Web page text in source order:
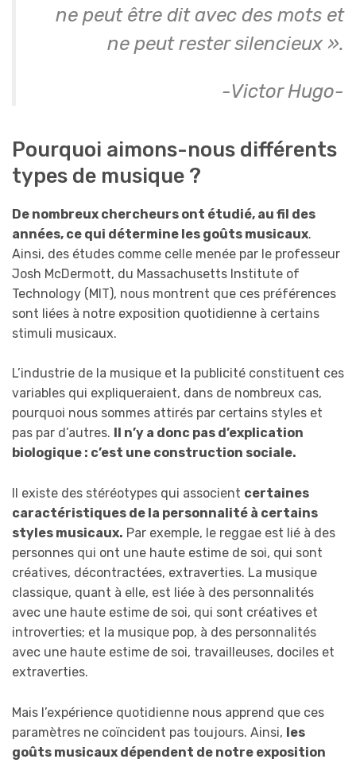
ne peut être dit avec des mots et
ne peut rester silencieux ».
-Victor Hugo-
Pourquoi aimons-nous différents
types de musique ?
De nombreux chercheurs ont étudié, au fil des
années, ce qui détermine les goûts musicaux.
Ainsi, des études comme celle menée par le professeur
Josh McDermott, du Massachusetts Institute of
Technology (MIT), nous montrent que ces préférences
sont liées à notre exposition quotidienne à certains
stimuli musicaux.
L’industrie de la musique et la publicité constituent ces
variables qui expliqueraient, dans de nombreux cas,
pourquoi nous sommes attirés par certains styles et
pas par d’autres.
Il n’y a donc pas d’explication
biologique : c’est une construction sociale.
Il existe des stéréotypes qui associent certaines
caractéristiques de la personnalité à certains
styles musicaux. Par exemple, le reggae est lié à des
personnes qui ont une haute estime de soi, qui sont
créatives, décontractées, extraverties. La musique
classique, quant à elle, est liée à des personnalités
avec une haute estime de soi, qui sont créatives et
introverties; et la musique pop, à des personnalités
avec une haute estime de soi, travailleuses, dociles et
extraverties.
Mais l’expérience quotidienne nous apprend que ces
paramètres ne coïncident pas toujours. Ainsi, les
goûts musicaux dépendent de notre exposition